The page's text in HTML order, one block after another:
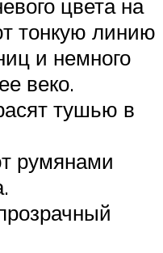
цвета на
тонкую линию
и немного
веко.
тушью в
румянами